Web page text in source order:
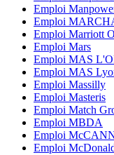
Emploi
Emploi
Emploi Marriott
Emploi Mars
Emploi MAS
Emploi MAS
Emploi Massilly
Emploi Masteris
Emploi Match
Emploi MBDA
Emploi
Emploi